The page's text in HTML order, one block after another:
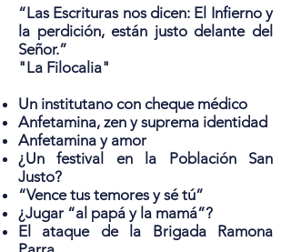
“Las Escrituras nos dicen: El Infierno y
la perdición, están justo delante del
Señor.”
"La Filocalia"
Un institutano con cheque médico
Anfetamina, zen y suprema identidad
Anfetamina y amor
¿Un festival en la Población San
Justo?
“Vence tus temores y sé tú”
¿Jugar “al papá y la mamá”?
El ataque de la Brigada Ramona